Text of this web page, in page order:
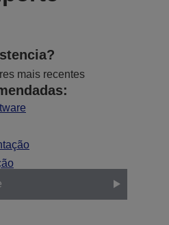
mais recentes